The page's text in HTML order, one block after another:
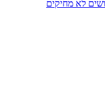
לא מחיקים